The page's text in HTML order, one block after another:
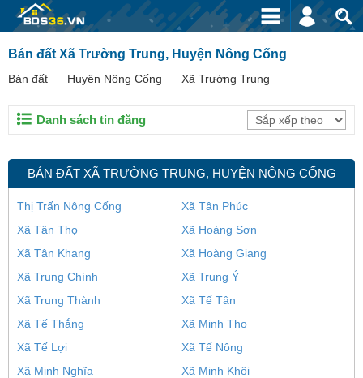
Bán đất Xã Trường Trung, Huyện Nông Cống
Bán đất Huyện Nông Cống Xã Trường Trung
Danh sách tin đăng
BÁN ĐẤT XÃ TRƯỜNG TRUNG, HUYỆN NÔNG CỐNG
Thị Trấn Nông Cống
Xã Tân Phúc
Xã Tân Thọ
Xã Hoàng Sơn
Xã Tân Khang
Xã Hoàng Giang
Xã Trung Chính
Xã Trung Ý
Xã Trung Thành
Xã Tế Tân
Xã Tế Thắng
Xã Minh Thọ
Xã Tế Lợi
Xã Tế Nông
Xã Minh Nghĩa
Xã Minh Khôi